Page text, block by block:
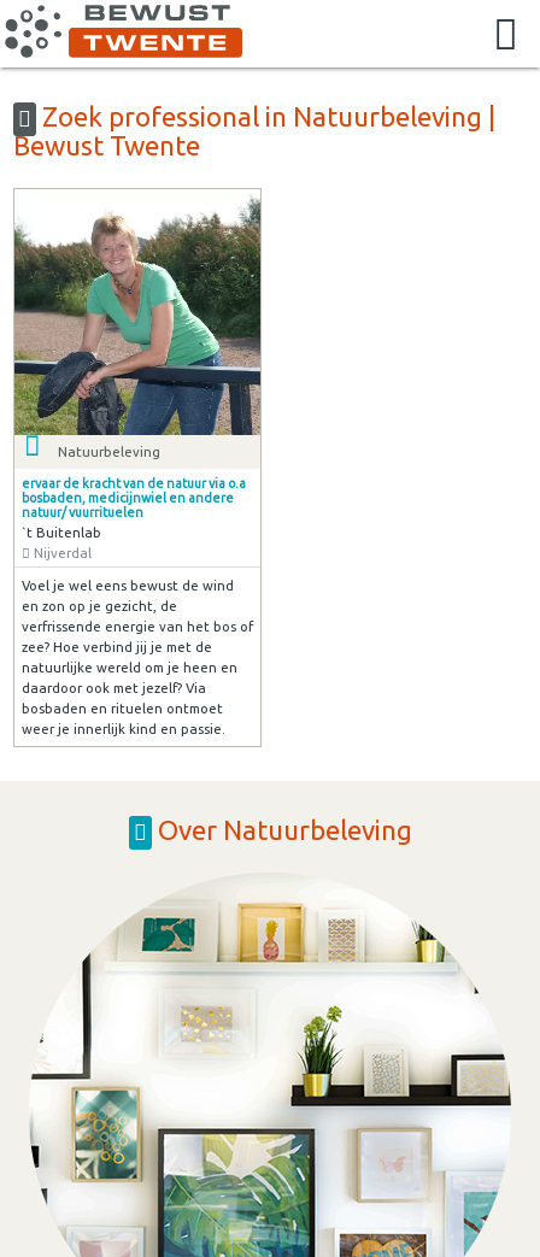
Zoek professional in Natuurbeleving |
Bewust Twente
Natuurbeleving
ervaar de kracht van de natuur via o.a
bosbaden, medicijnwiel en andere
natuur/ vuurrituelen
`t Buitenlab
Nijverdal
Voel je wel eens bewust de wind
en zon op je gezicht, de
verfrissende energie van het bos of
zee? Hoe verbind jij je met de
natuurlijke wereld om je heen en
daardoor ook met jezelf? Via
bosbaden en rituelen ontmoet
weer je innerlijk kind en passie.
Over Natuurbeleving